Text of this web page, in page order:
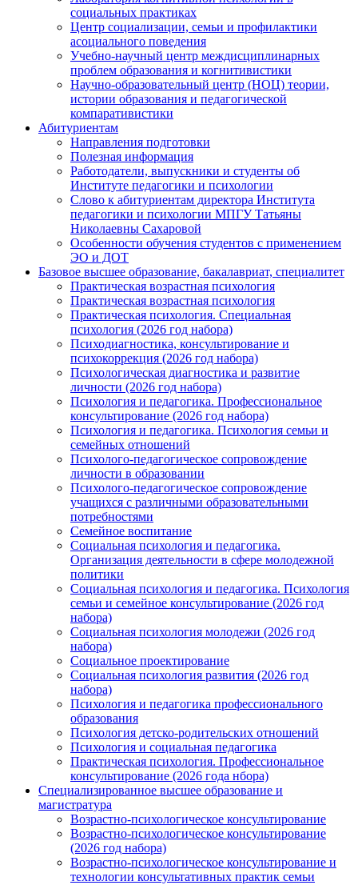
социальных практиках
Центр социализации, семьи и профилактики
асоциального поведения
Учебно-научный центр междисциплинарных
проблем образования и когнитивистики
Научно-образовательный центр (НОЦ) теории,
истории образования и педагогической
компаративистики
Абитуриентам
Направления подготовки
Полезная информация
Работодатели, выпускники и студенты об
Институте педагогики и психологии
Слово к абитуриентам директора Института
педагогики и психологии МПГУ Татьяны
Николаевны Сахаровой
Особенности обучения студентов с применением
ЭО и ДОТ
Базовое высшее образование, бакалавриат, специалитет
Практическая возрастная психология
Практическая возрастная психология
Практическая психология. Специальная
психология (2026 год набора)
Психодиагностика, консультирование и
психокоррекция (2026 год набора)
Психологическая диагностика и развитие
личности (2026 год набора)
Психология и педагогика. Профессиональное
консультирование (2026 год набора)
Психология и педагогика. Психология семьи и
семейных отношений
Психолого-педагогическое сопровождение
личности в образовании
Психолого-педагогическое сопровождение
учащихся с различными образовательными
потребностями
Семейное воспитание
Социальная психология и педагогика.
Организация деятельности в сфере молодежной
политики
Социальная психология и педагогика. Психология
семьи и семейное консультирование (2026 год
набора)
Социальная психология молодежи (2026 год
набора)
Социальное проектирование
Социальная психология развития (2026 год
набора)
Психология и педагогика профессионального
образования
Психология детско-родительских отношений
Психология и социальная педагогика
Практическая психология. Профессиональное
консультирование (2026 года нбора)
Специализированное высшее образование и
магистратура
Возрастно-психологическое консультирование
Возрастно-психологическое консультирование
(2026 год набора)
Возрастно-психологическое консультирование и
технологии консультативных практик семьи